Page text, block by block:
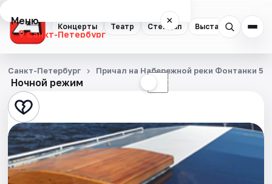
Концерты Театр Стендап Выставки
Меню ×
Санкт-Петербург
Концерты
Театр
Стендап
Выставки
Квесты
Ночной режим ☾
Санкт-Петербург Причал на Набережной реки Фонтанки 53